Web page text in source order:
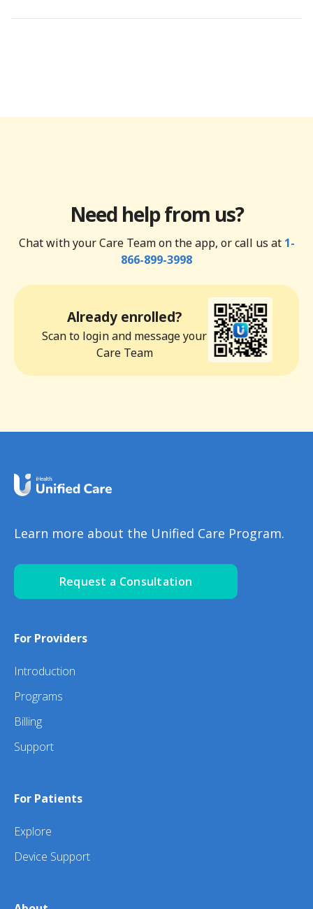
Need help from us?
Chat with your Care Team on the app, or call us at 1-
866-899-3998
Already enrolled?
Scan to login and message your
Care Team
Learn more about the Unified Care Program.
Request a Consultation
For Providers
Introduction
Programs
Billing
Support
For Patients
Explore
Device Support